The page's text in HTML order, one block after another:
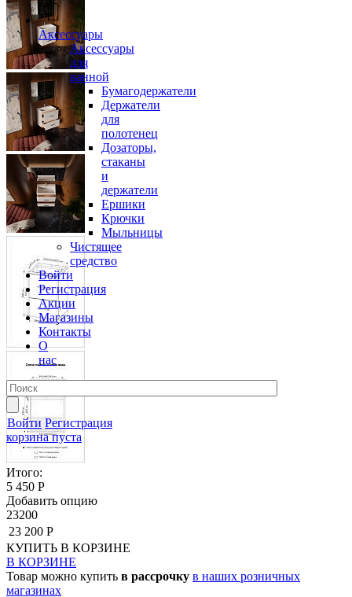
Аксессуары
Аксессуары
для
ванной
Бумагодержатели
Держатели
для
полотенец
Дозаторы,
стаканы
и
держатели
Ершики
Крючки
Мыльницы
Чистящее
средство
Войти
Регистрация
Акции
Магазины
Контакты
О
нас
Войти Регистрация
корзина пуста
Итого:
5 450 Р
Добавить опцию
23200
23 200 Р
КУПИТЬ В КОРЗИНЕ
В КОРЗИНЕ
Товар можно купить в рассрочку в наших розничных
магазинах